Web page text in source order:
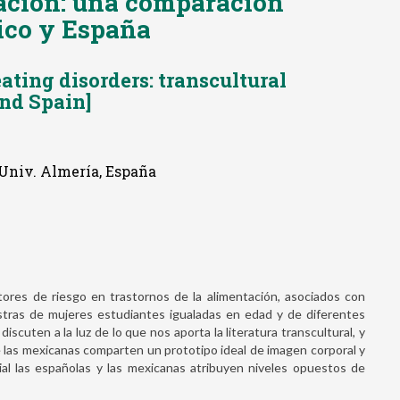
y España
disorders: transcultural
Spain]
Almería, España
de riesgo en trastornos de la alimentación, asociados con
de mujeres estudiantes igualadas en edad y de diferentes
a la luz de lo que nos aporta la literatura transcultural, y
mexicanas comparten un prototipo ideal de imagen corporal y
las españolas y las mexicanas atribuyen niveles opuestos de